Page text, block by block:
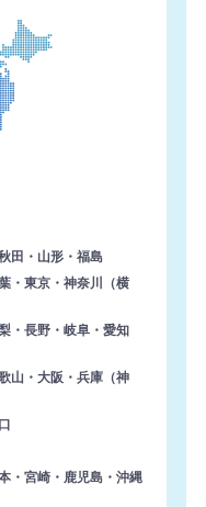
田・山形・福島
・東京・神奈川（横
・長野・岐阜・愛知
山・大阪・兵庫（神
・宮崎・鹿児島・沖縄